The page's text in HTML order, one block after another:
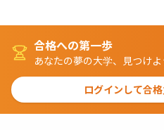
合格への第一歩
あなたの夢の大学、見つけよ
ログインして合